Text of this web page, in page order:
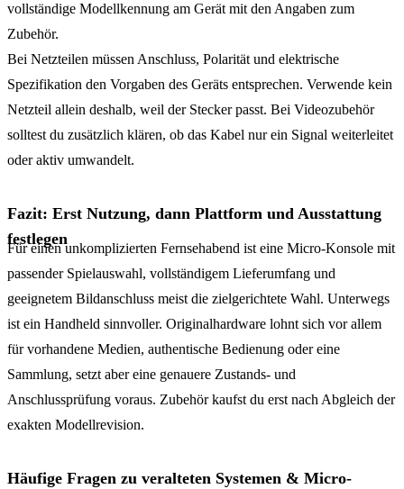
vollständige Modellkennung am Gerät mit den Angaben zum
Zubehör.
Bei Netzteilen müssen Anschluss, Polarität und elektrische
Spezifikation den Vorgaben des Geräts entsprechen. Verwende kein
Netzteil allein deshalb, weil der Stecker passt. Bei Videozubehör
solltest du zusätzlich klären, ob das Kabel nur ein Signal weiterleitet
oder aktiv umwandelt.
Fazit: Erst Nutzung, dann Plattform und Ausstattung
festlegen
Für einen unkomplizierten Fernsehabend ist eine Micro-Konsole mit
passender Spielauswahl, vollständigem Lieferumfang und
geeignetem Bildanschluss meist die zielgerichtete Wahl. Unterwegs
ist ein Handheld sinnvoller. Originalhardware lohnt sich vor allem
für vorhandene Medien, authentische Bedienung oder eine
Sammlung, setzt aber eine genauere Zustands- und
Anschlussprüfung voraus. Zubehör kaufst du erst nach Abgleich der
exakten Modellrevision.
Häufige Fragen zu veralteten Systemen & Micro-